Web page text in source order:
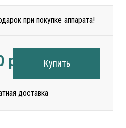
при покупке аппарата!
руб.
доставка
Купить